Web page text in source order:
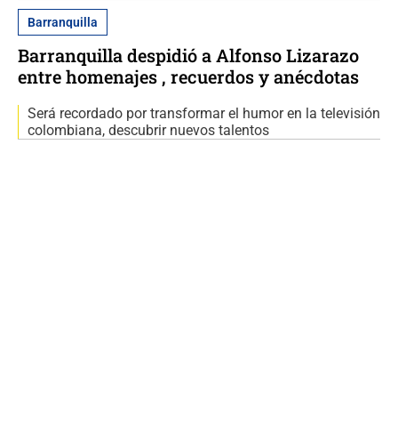
Barranquilla
Barranquilla despidió a Alfonso Lizarazo
entre homenajes , recuerdos y anécdotas
Será recordado por transformar el humor en la televisión
colombiana, descubrir nuevos talentos